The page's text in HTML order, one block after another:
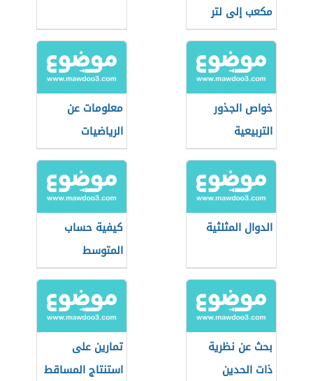
مكعب إلى لتر
خواص الجذور
التربيعية
معلومات عن
الرياضيات
الدوال المثلثية
كيفية حساب
المتوسط
الحسابي
بحث عن نظرية
ذات الحدين
تمارين على
استنتاج المساقط